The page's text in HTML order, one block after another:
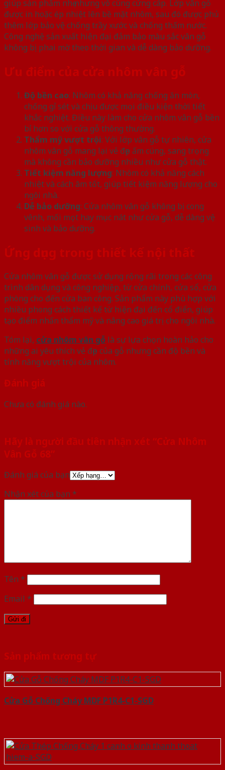
giúp sản phẩm nhẹ nhưng vô cùng cứng cáp. Lớp vân gỗ
được in hoặc ép nhiệt lên bề mặt nhôm, sau đó được phủ
thêm lớp bảo vệ chống trầy xước và chống thấm nước.
Công nghệ sản xuất hiện đại đảm bảo màu sắc vân gỗ
không bị phai mờ theo thời gian và dễ dàng bảo dưỡng.
Ưu điểm của cửa nhôm vân gỗ
Độ bền cao: Nhôm có khả năng chống ăn mòn,
chống gỉ sét và chịu được mọi điều kiện thời tiết
khắc nghiệt. Điều này làm cho cửa nhôm vân gỗ bền
bỉ hơn so với cửa gỗ thông thường.
Thẩm mỹ vượt trội: Với lớp vân gỗ tự nhiên, cửa
nhôm vân gỗ mang lại vẻ đẹp ấm cúng, sang trọng
mà không cần bảo dưỡng nhiều như cửa gỗ thật.
Tiết kiệm năng lượng: Nhôm có khả năng cách
nhiệt và cách âm tốt, giúp tiết kiệm năng lượng cho
ngôi nhà.
Dễ bảo dưỡng: Cửa nhôm vân gỗ không bị cong
vênh, mối mọt hay mục nát như cửa gỗ, dễ dàng vệ
sinh và bảo dưỡng.
Ứng dụng trong thiết kế nội thất
Cửa nhôm vân gỗ được sử dụng rộng rãi trong các công
trình dân dụng và công nghiệp, từ cửa chính, cửa sổ, cửa
phòng cho đến cửa ban công. Sản phẩm này phù hợp với
nhiều phong cách thiết kế từ hiện đại đến cổ điển, giúp
tạo điểm nhấn thẩm mỹ và nâng cao giá trị cho ngôi nhà.
Tóm lại, cửa nhôm vân gỗ là sự lựa chọn hoàn hảo cho
những ai yêu thích vẻ đẹp của gỗ nhưng cần độ bền và
tính năng vượt trội của nhôm.
Đánh giá
Chưa có đánh giá nào.
Hãy là người đầu tiên nhận xét “Cửa Nhôm
Vân Gỗ 68”
Đánh giá của bạn
Nhận xét của bạn *
Tên *
Email *
Sản phẩm tương tự
Cửa Gỗ Chống Cháy MDF P1R4-C1-SGD